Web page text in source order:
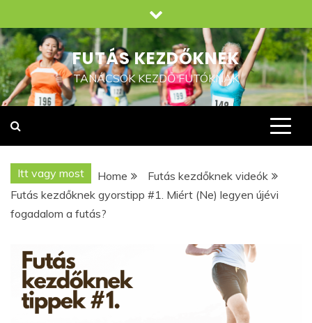
to
content
FUTÁS KEZDŐKNEK
TANÁCSOK KEZDŐ FUTÓKNAK
Itt vagy most Home
Futás kezdőknek videók
Futás kezdőknek gyorstipp #1. Miért (Ne) legyen újévi
fogadalom a futás?